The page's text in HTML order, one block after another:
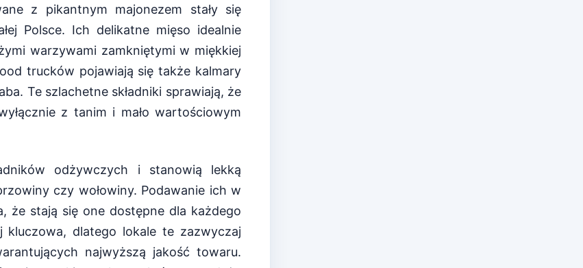
z pikantnym majonezem stały się
Polsce. Ich delikatne mięso idealnie
warzywami zamkniętymi w miękkiej
trucków pojawiają się także kalmary
Te szlachetne składniki sprawiają, że
z tanim i mało wartościowym
odżywczych i stanowią lekką
czy wołowiny. Podawanie ich w
że stają się one dostępne dla każdego
dlatego lokale te zazwyczaj
najwyższą jakość towaru.